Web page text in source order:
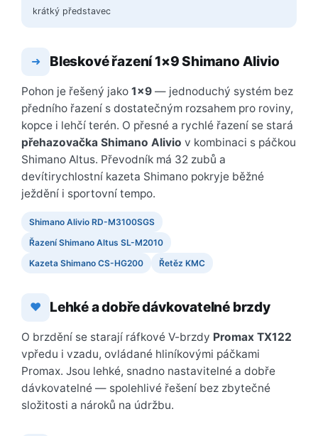
krátký představec
➜ Bleskové řazení 1×9 Shimano Alivio
Pohon je řešený jako 1×9 — jednoduchý systém bez
předního řazení s dostatečným rozsahem pro roviny,
kopce i lehčí terén. O přesné a rychlé řazení se stará
přehazovačka Shimano Alivio v kombinaci s páčkou
Shimano Altus. Převodník má 32 zubů a
devítirychlostní kazeta Shimano pokryje běžné
ježdění i sportovní tempo.
Shimano Alivio RD-M3100SGS
Řazení Shimano Altus SL-M2010
Kazeta Shimano CS-HG200
Řetěz KMC
❤ Lehké a dobře dávkovatelné brzdy
O brzdění se starají ráfkové V-brzdy Promax TX122
vpředu i vzadu, ovládané hliníkovými páčkami
Promax. Jsou lehké, snadno nastavitelné a dobře
dávkovatelné — spolehlivé řešení bez zbytečné
složitosti a nároků na údržbu.